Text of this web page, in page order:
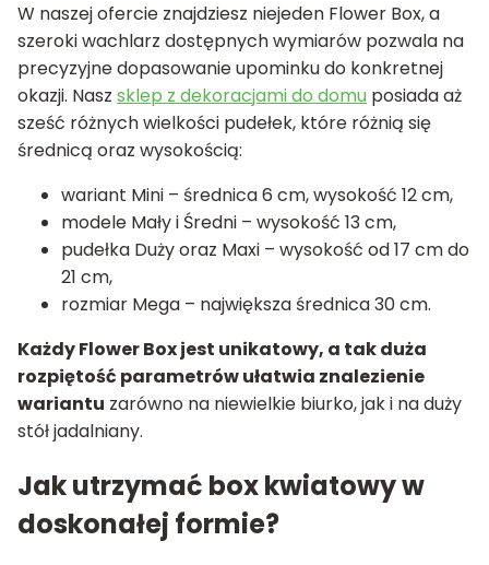
W naszej ofercie znajdziesz niejeden Flower Box, a
szeroki wachlarz dostępnych wymiarów pozwala na
precyzyjne dopasowanie upominku do konkretnej
okazji. Nasz sklep z dekoracjami do domu posiada aż
sześć różnych wielkości pudełek, które różnią się
średnicą oraz wysokością:
wariant Mini – średnica 6 cm, wysokość 12 cm,
modele Mały i Średni – wysokość 13 cm,
pudełka Duży oraz Maxi – wysokość od 17 cm do
21 cm,
rozmiar Mega – największa średnica 30 cm.
Każdy Flower Box jest unikatowy, a tak duża
rozpiętość parametrów ułatwia znalezienie
wariantu zarówno na niewielkie biurko, jak i na duży
stół jadalniany.
Jak utrzymać box kwiatowy w
doskonałej formie?